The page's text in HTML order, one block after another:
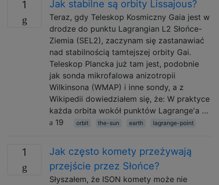
1 Jak stabilne są orbity Lissajous?
Teraz, gdy Teleskop Kosmiczny Gaia jest w
drodze do punktu Lagrangian L2 Słońce-
Ziemia (SEL2), zaczynam się zastanawiać
nad stabilnością tamtejszej orbity Gai.
Teleskop Plancka już tam jest, podobnie
jak sonda mikrofalowa anizotropii
Wilkinsona (WMAP) i inne sondy, a z
Wikipedii dowiedziałem się, że: W praktyce
każda orbita wokół punktów Lagrange'a …
19
orbit the-sun earth lagrange-point
1
Jak często komety przeżywają
przejście przez Słońce?
Słyszałem, że ISON komety może nie